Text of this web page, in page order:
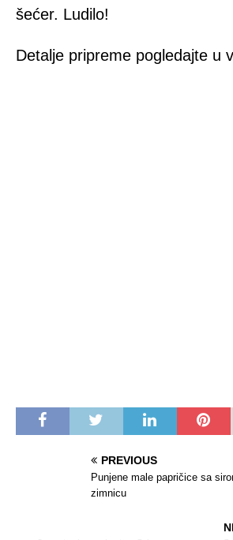
šećer. Ludilo!
Detalje pripreme pogledajte u
PREVIOUS
Punjene male papričice sa
zimnicu